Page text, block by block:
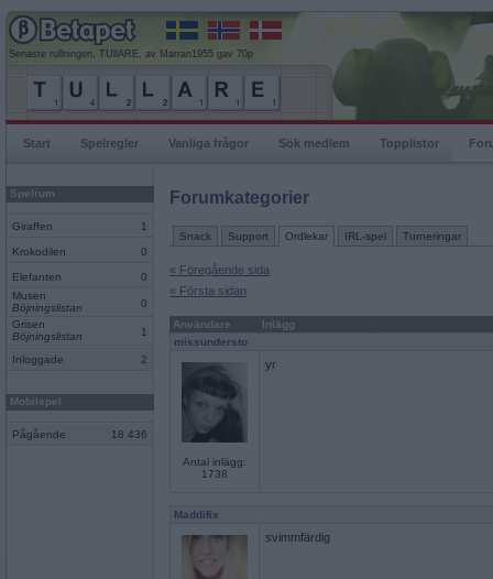
Senaste rullningen, TUllARE, av Marran1955 gav 70p
Start Spelregler Vanliga frågor Sök medlem Topplistor
Spelrum
Giraffen 1
Krokodilen 0
Elefanten
0
Musen
Böjningslistan
0
Grisen
Böjningslistan
1
Inloggade 2
Mobilspel
Pågående 18 436
Forumkategorier
Snack Support Ordlekar IRL-spel Turneringar
« Föregående sida
« Första sidan
Användare
Inlägg
missundersto
Antal inlägg:
1738
yr
Maddifix
svimmfärdig